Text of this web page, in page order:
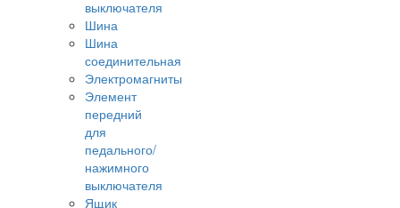
выключателя
Шина
Шина
соединительная
Электромагниты
Элемент
передний
для
педального/
нажимного
выключателя
Ящик